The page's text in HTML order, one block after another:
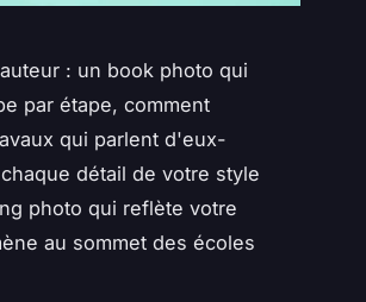
: un book photo qui
par étape, comment
qui parlent d'eux-
détail de votre style
photo qui reflète votre
au sommet des écoles